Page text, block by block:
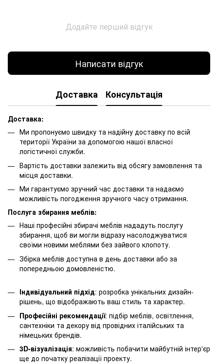
Додайте перший відгук
Написати відгук
Доставка Консультація
Доставка:
Ми пропонуємо швидку та надійну доставку по всій
території України за допомогою нашої власної
логістичної служби.
Вартість доставки залежить від обсягу замовлення та
місця доставки.
Ми гарантуємо зручний час доставки та надаємо
можливість погодження зручного часу отримання.
Послуга збирання меблів:
Наші професійні збирачі меблів нададуть послугу
збирання, щоб ви могли відразу насолоджуватися
своїми новими меблями без зайвого клопоту.
Збірка меблів доступна в день доставки або за
попередньою домовленістю.
Індивідуальний підхід: розробка унікальних дизайн-
рішень, що відображають ваш стиль та характер.
Професійні рекомендації: підбір меблів, освітлення,
сантехніки та декору від провідних італійських та
німецьких брендів.
3D-візуалізація: можливість побачити майбутній інтер'єр
ще до початку реалізації проекту.